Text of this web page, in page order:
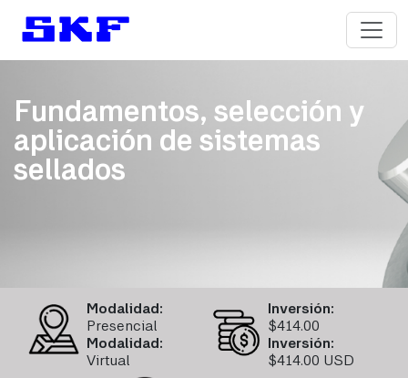
Fundamentos, selección y
aplicación de sistemas
sellados
Modalidad:
Presencial
Modalidad:
Virtual
Inversión:
$414.00
Inversión:
$414.00 USD